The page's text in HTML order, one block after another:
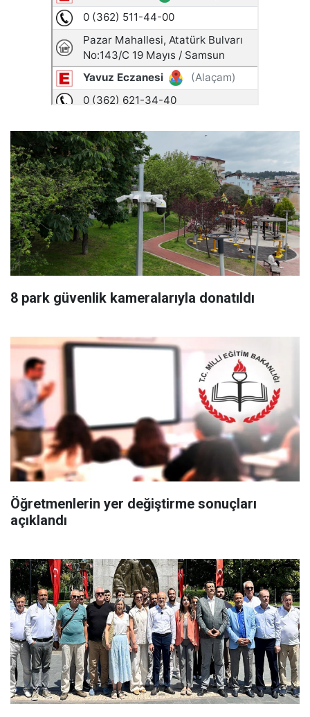
8 park güvenlik kameralarıyla donatıldı
Öğretmenlerin yer değiştirme sonuçları
açıklandı